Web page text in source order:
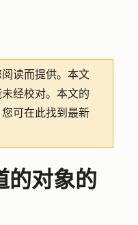
读而提供。 本文
经校对。本文的
可在此找到最新
的对象的